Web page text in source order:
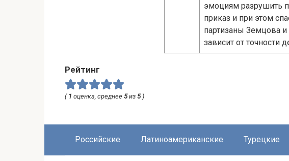
эмоциям разрушить
приказ и при этом
партизаны Земцова и
зависит от точности
Рейтинг
( 1 оценка, среднее 5из 5)
Российские Латиноамериканские Турецкие